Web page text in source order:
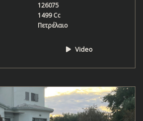
126075
1499 Cc
Πετρέλαιο
Video